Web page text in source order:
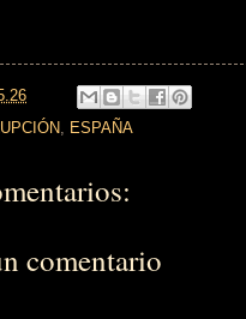
ESPAÑA
comentario